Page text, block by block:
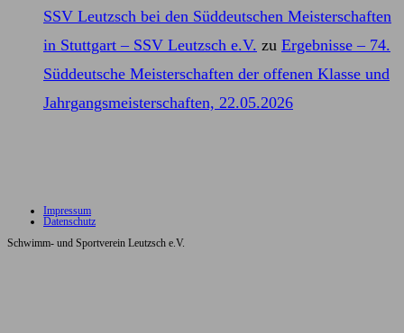
17.07.2026
im
SSV Leutzsch bei den Süddeutschen Meisterschaften
in Stuttgart – SSV Leutzsch e.V. zu Ergebnisse – 74.
Süddeutsche Meisterschaften der offenen Klasse und
Jahrgangsmeisterschaften, 22.05.2026
Impressum
Datenschutz
Schwimm- und Sportverein Leutzsch e.V.